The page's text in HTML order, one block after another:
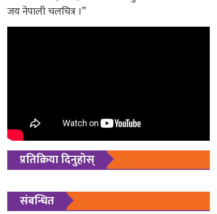
जय नेपाली चलचित्र ।”
प्रतिक्रिया दिनुहोस्
संबन्धित